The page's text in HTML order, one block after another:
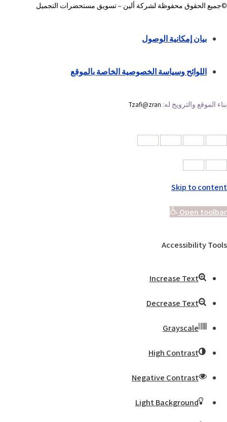
©جميع الحقوق محفوظة لشركة ألين – تسويق مستحضرات التجميل
بيان إمكانية الوصول
اللوائح وسياسة الخصوصية الخاصة بالموقع
بناء الموقع والترويج له: Tzafi@zran
Skip to content
Open toolbar
Accessibility Tools
Increase Text
Decrease Text
Grayscale
High Contrast
Negative Contrast
Light Background